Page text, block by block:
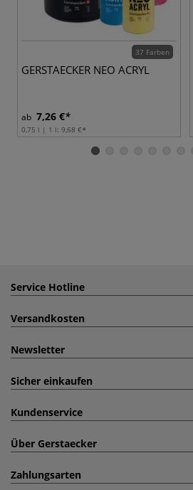
37 Farben
GERSTAECKER NEO ACRYL
ab 7,26 €
0,75 l | 1 l: 9,68 €
Service Hotline
Versandkosten
Newsletter
Sicher einkaufen
Kundenservice
Über Gerstaecker
Zahlungsarten